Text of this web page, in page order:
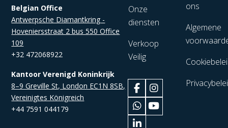
Belgian Office
Antwerpsche Diamantkring -
Hoveniersstraat 2 bus 550 Office
109
+32 472068922
Kantoor Verenigd Koninkrijk
8–9 Greville St, London EC1N 8SB,
Vereinigtes Königreich
+44 7591 044179
Onze
diensten
Verkoop
Veilig
ons
Algemene